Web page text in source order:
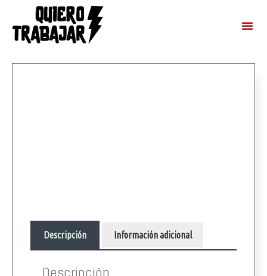
Descripción Información adicional
Descripción